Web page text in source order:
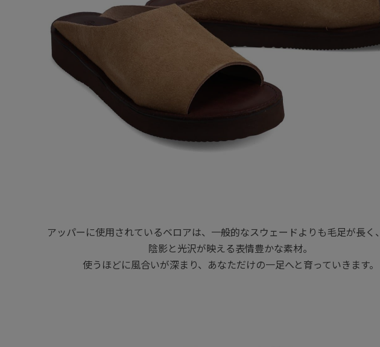
アッパーに使用されているベロアは、一般的なスウェードよりも毛足が長く
陰影と光沢が映える表情豊かな素材。
使うほどに風合いが深まり、あなただけの一足へと育っていきます。